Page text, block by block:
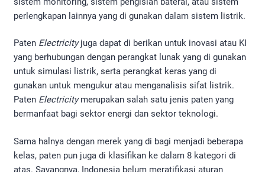
perlengkapan lainnya yang di gunakan dalam sistem listrik.
Paten Electricityjuga dapat di berikan untuk inovasi atau KI
yang berhubungan dengan perangkat lunak yang di gunakan
untuk simulasi listrik, serta perangkat keras yang di
gunakan untuk mengukur atau menganalisis sifat listrik.
Paten Electricitymerupakan salah satu jenis paten yang
bermanfaat bagi sektor energi dan sektor teknologi.
Sama halnya dengan merek yang di bagi menjadi beberapa
kelas, paten pun juga di klasifikan ke dalam 8 kategori di
atas. Sayangnya, Indonesia belum meratifikasi aturan